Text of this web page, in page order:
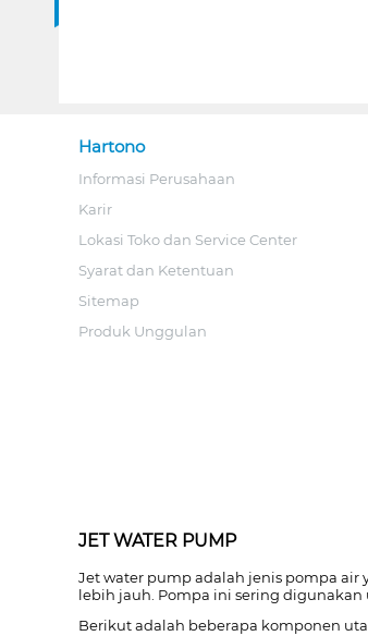
Hartono
Informasi Perusahaan
Karir
Lokasi Toko dan Service Center
Syarat dan Ketentuan
Sitemap
Produk Unggulan
JET WATER PUMP
Jet water pump adalah jenis pompa
lebih jauh. Pompa ini sering
Berikut adalah beberapa komponen